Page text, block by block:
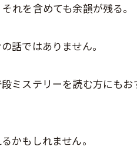
れを含めても余韻が残る。
話ではありません。
ミステリーを読む方にも
かもしれません。